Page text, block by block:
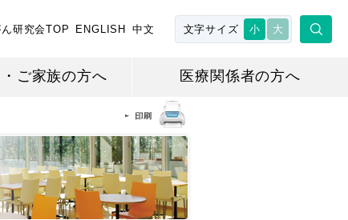
研究会TOP ENGLISH 中文 文字サイズ 小 大
ご家族の方へ 医療関係者の方へ